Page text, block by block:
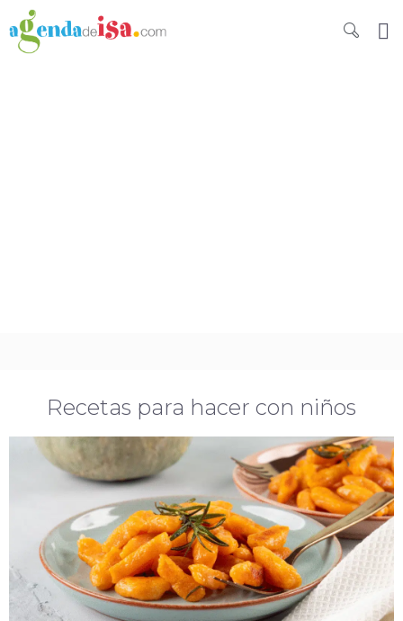
Recetas para hacer con niños